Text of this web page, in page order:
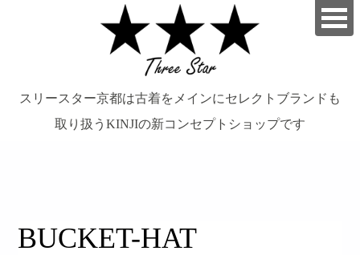
スリースター京都は古着をメインにセレクトブランドも
取り扱うKINJIの新コンセプトショップです
BUCKET-HAT